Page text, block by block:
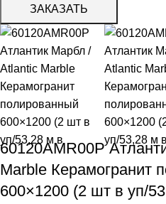
ЗАКАЗАТЬ
60120AMR00P
Marble Керамогранит
600×1200 (2 шт в уп/